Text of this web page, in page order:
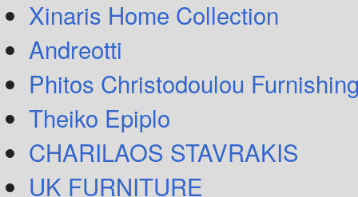
Xinaris Home Collection
Andreotti
Phitos Christodoulou
Theiko Epiplo
CHARILAOS STAVRAKIS
UK FURNITURE